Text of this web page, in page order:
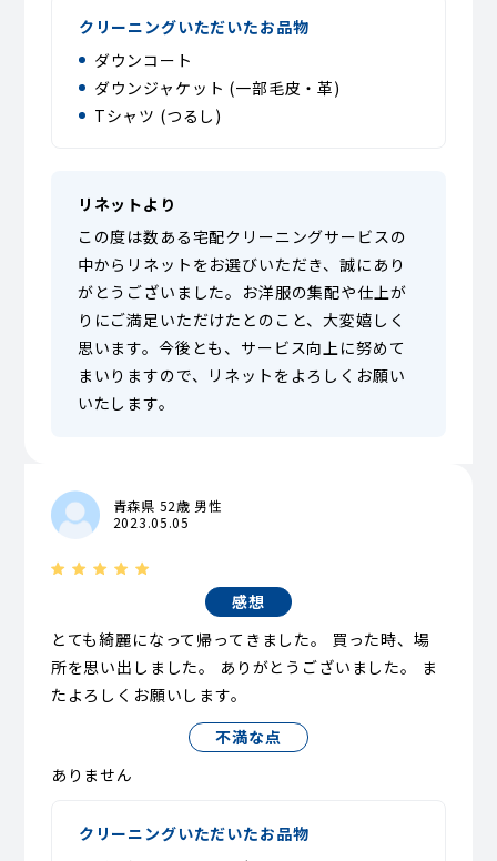
クリーニングいただいたお品物
ダウンコート
ダウンジャケット (一部毛皮・革)
Tシャツ (つるし)
リネットより
この度は数ある宅配クリーニングサービスの
中からリネットをお選びいただき、誠にあり
がとうございました。お洋服の集配や仕上が
りにご満足いただけたとのこと、大変嬉しく
思います。今後とも、サービス向上に努めて
まいりますので、リネットをよろしくお願い
いたします。
青森県 52歳 男性
2023.05.05
感想
とても綺麗になって帰ってきました。 買った時、場
所を思い出しました。 ありがとうございました。 ま
たよろしくお願いします。
不満な点
ありません
クリーニングいただいたお品物